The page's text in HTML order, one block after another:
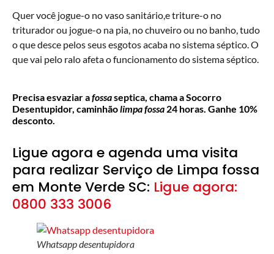
Quer você jogue-o no vaso sanitário,e triture-o no
triturador ou jogue-o na pia, no chuveiro ou no banho, tudo
o que desce pelos seus esgotos acaba no sistema séptico. O
que vai pelo ralo afeta o funcionamento do sistema séptico.
Precisa esvaziar afossaseptica, chama a Socorro
Desentupidor, caminhãolimpa fossa 24 horas. Ganhe 10%
desconto.
Ligue agora e agenda uma visita
para realizar Serviço de Limpa fossa
em Monte Verde SC: Ligue agora:
0800 333 3006
Whatsapp desentupidora